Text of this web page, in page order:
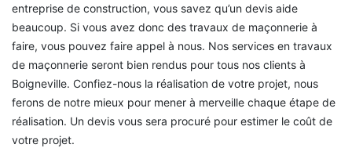
entreprise de construction, vous savez qu’un devis aide
beaucoup. Si vous avez donc des travaux de maçonnerie à
faire, vous pouvez faire appel à nous. Nos services en travaux
de maçonnerie seront bien rendus pour tous nos clients à
Boigneville. Confiez-nous la réalisation de votre projet, nous
ferons de notre mieux pour mener à merveille chaque étape de
réalisation. Un devis vous sera procuré pour estimer le coût de
votre projet.